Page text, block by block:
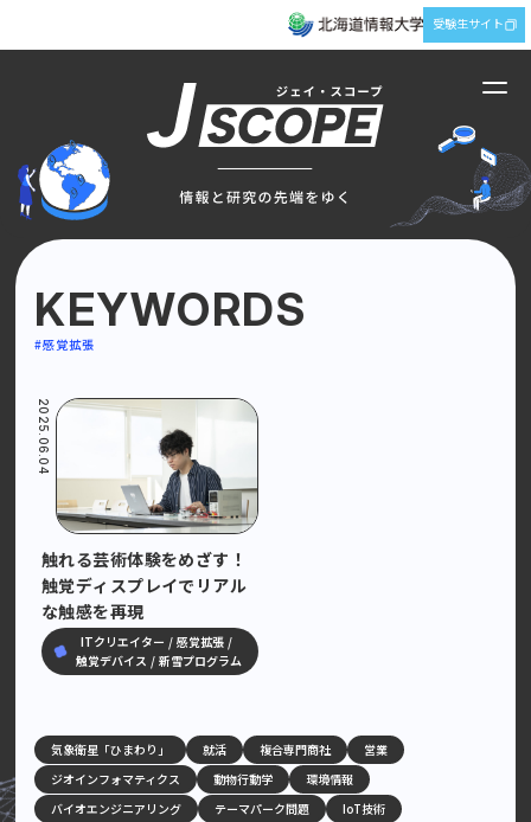
受験生サイト
TOP RESEARCH
#未来
ENGAGE
#創出
大学広報SNS
KEYWORDS
#感覚拡張
2025.06.04
触れる芸術体験をめざす！
触覚ディスプレイでリアル
な触感を再現
ITクリエイター
感覚拡張
触覚デバイス
新雪プログラム
気象衛星「ひまわり」 就活 複合専門商社
営業
ジオインフォマティクス
動物行動学
環境情報
バイオエンジニアリング
テーマパーク問題
IoT技術